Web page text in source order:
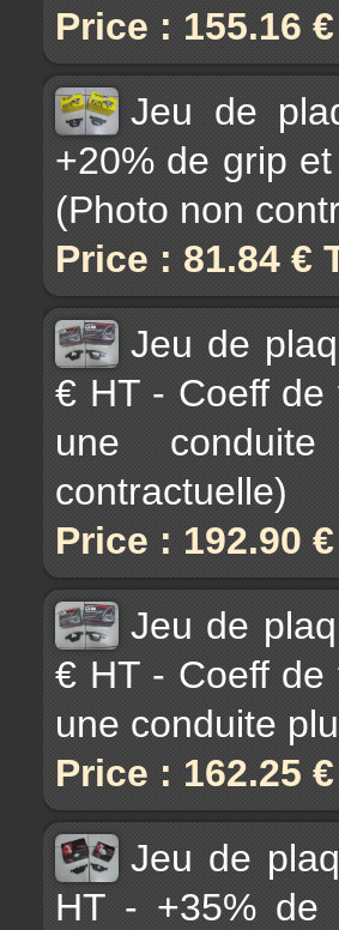
Price : 155.16
Jeu de
+20% de grip
(Photo non
Price : 81.84 €
Jeu de
€ HT - Coeff de
une
contractuelle)
Price : 192.90
Jeu de
€ HT - Coeff de
une conduite
Price : 162.25
Jeu de
HT - +35% de